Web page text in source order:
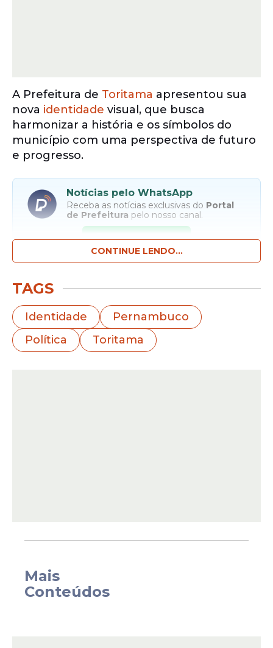
A Prefeitura de Toritama apresentou sua
nova identidade visual, que busca
harmonizar a história e os símbolos do
município com uma perspectiva de futuro
e progresso.
Notícias pelo WhatsApp
Receba as notícias exclusivas do Portal
de Prefeitura pelo nosso canal.
Entrar no canal
A nova logomarca incorpora elementos
como a pedra da torre e o Rio Capibaribe,
que representam a rica história local e a
identidade cultural.
costura, que simboliza a principal atividade
econômica de Toritama, e figuras de
CONTINUE LENDO...
TAGS
Identidade
Pernambuco
Política
Toritama
Mais
Conteúdos